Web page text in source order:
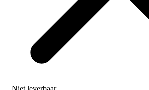
Niet leverbaar